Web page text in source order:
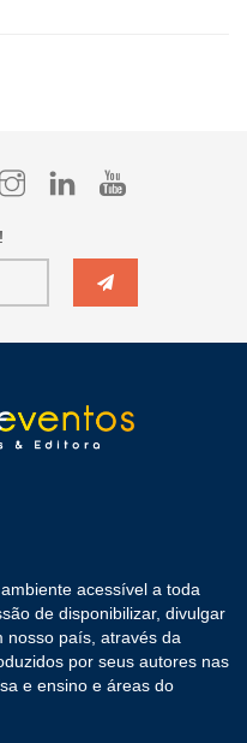
acessível a toda
de disponibilizar, divulgar
nosso país, através da
por seus autores nas
e ensino e áreas do